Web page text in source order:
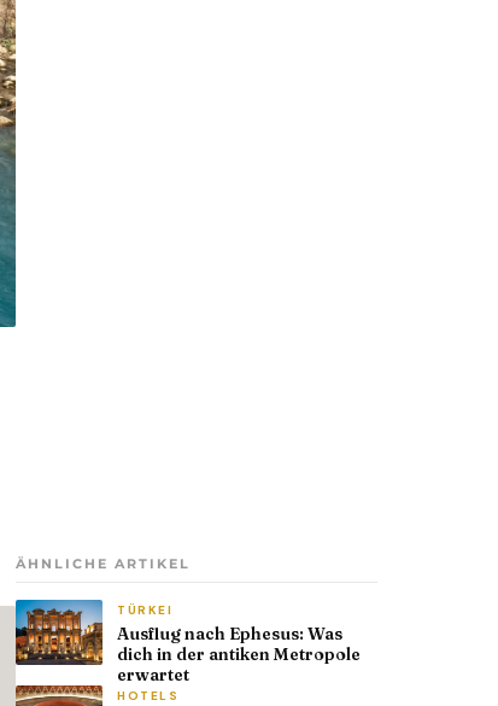
ÄHNLICHE ARTIKEL
TÜRKEI
Ausflug nach Ephesus: Was
dich in der antiken Metropole
erwartet
HOTELS